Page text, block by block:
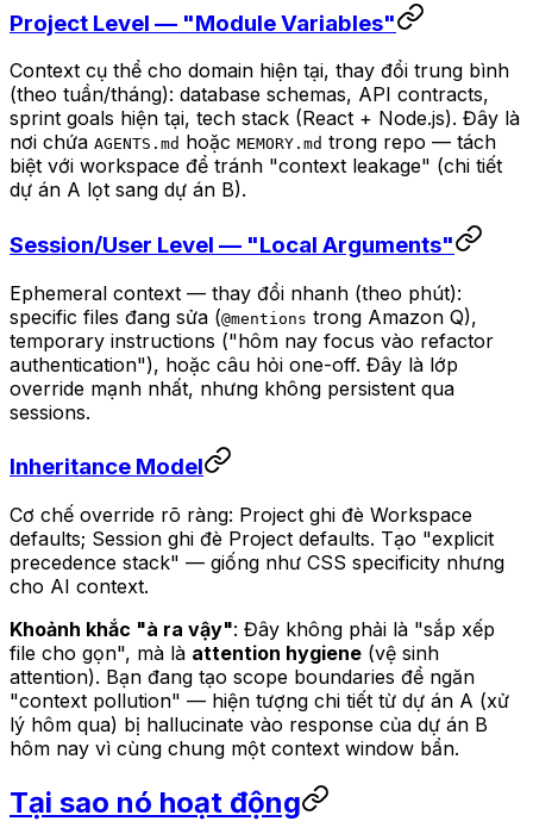
Project Level — "Module Variables"
Context cụ thể cho domain hiện tại, thay đổi trung bình
(theo tuần/tháng): database schemas, API contracts,
sprint goals hiện tại, tech stack (React + Node.js). Đây là
nơi chứa AGENTS.md hoặc MEMORY.md trong repo — tách
biệt với workspace để tránh "context leakage" (chi tiết
dự án A lọt sang dự án B).
Session/User Level — "Local Arguments"
Ephemeral context — thay đổi nhanh (theo phút):
specific files đang sửa (@mentions trong Amazon Q),
temporary instructions ("hôm nay focus vào refactor
authentication"), hoặc câu hỏi one-off. Đây là lớp
override mạnh nhất, nhưng không persistent qua
sessions.
Inheritance Model
Cơ chế override rõ ràng: Project ghi đè Workspace
defaults; Session ghi đè Project defaults. Tạo "explicit
precedence stack" — giống như CSS specificity nhưng
cho AI context.
Khoảnh khắc "à ra vậy": Đây không phải là "sắp xếp
file cho gọn", mà là attention hygiene (vệ sinh
attention). Bạn đang tạo scope boundaries để ngăn
"context pollution" — hiện tượng chi tiết từ dự án A (xử
lý hôm qua) bị hallucinate vào response của dự án B
hôm nay vì cùng chung một context window bẩn.
Tại sao nó hoạt động